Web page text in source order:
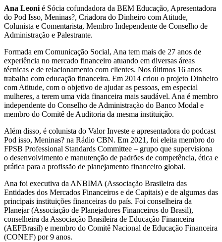
Ana Leoni é Sócia cofundadora da BEM Educação, Apresentadora
do Pod Isso, Meninas?, Criadora do Dinheiro com Atitude,
Colunista e Comentarista, Membro Independente de Conselho de
Administração e Palestrante.
Formada em Comunicação Social, Ana tem mais de 27 anos de
experiência no mercado financeiro atuando em diversas áreas
técnicas e de relacionamento com clientes. Nos últimos 16 anos
trabalha com educação financeira. Em 2014 criou o projeto Dinheiro
com Atitude, com o objetivo de ajudar as pessoas, em especial
mulheres, a terem uma vida financeira mais saudável. Ana é membro
independente do Conselho de Administração do Banco Modal e
membro do Comitê de Auditoria da mesma instituição.
Além disso, é colunista do Valor Investe e apresentadora do podcast
Pod isso, Meninas? na Rádio CBN. Em 2021, foi eleita membro do
FPSB Professional Standards Committee – grupo que supervisiona
o desenvolvimento e manutenção de padrões de competência, ética e
prática para a profissão de planejamento financeiro global.
Ana foi executiva da ANBIMA (Associação Brasileira das
Entidades dos Mercados Financeiros e de Capitais) e de algumas das
principais instituições financeiras do país. Foi conselheira da
Planejar (Associação de Planejadores Financeiros do Brasil),
conselheira da Associação Brasileira de Educação Financeira
(AEFBrasil) e membro do Comitê Nacional de Educação Financeira
(CONEF) por 9 anos.